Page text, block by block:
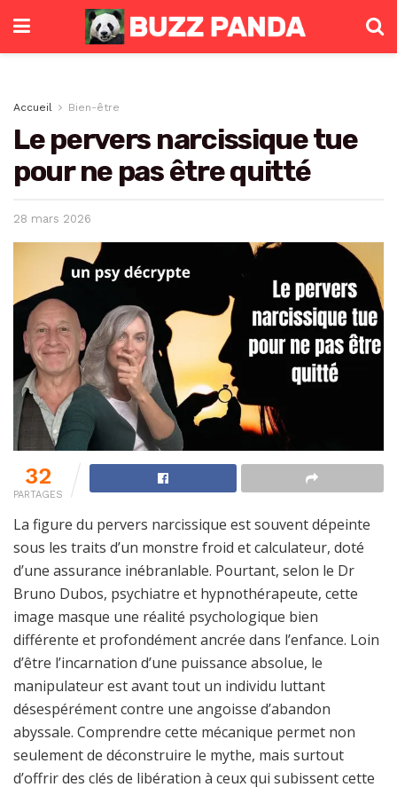
Accueil Bien-être
Le pervers narcissique tue
pour ne pas être quitté
28 mars 2026
32
PARTAGES
La figure du pervers narcissique est souvent dépeinte
sous les traits d’un monstre froid et calculateur, doté
d’une assurance inébranlable. Pourtant, selon le Dr
Bruno Dubos, psychiatre et hypnothérapeute, cette
image masque une réalité psychologique bien
différente et profondément ancrée dans l’enfance. Loin
d’être l’incarnation d’une puissance absolue, le
manipulateur est avant tout un individu luttant
désespérément contre une angoisse d’abandon
abyssale. Comprendre cette mécanique permet non
seulement de déconstruire le mythe, mais surtout
d’offrir des clés de libération à ceux qui subissent cette